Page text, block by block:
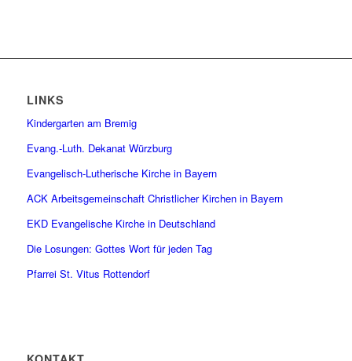
LINKS
Kindergarten am Bremig
Evang.-Luth. Dekanat Würzburg
Evangelisch-Lutherische Kirche in Bayern
ACK Arbeitsgemeinschaft Christlicher Kirchen in Bayern
EKD Evangelische Kirche in Deutschland
Die Losungen: Gottes Wort für jeden Tag
Pfarrei St. Vitus Rottendorf